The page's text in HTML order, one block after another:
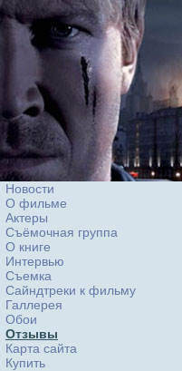
Новости
О фильме
Актеры
Съёмочная группа
О книге
Интервью
Cъемка
Сайндтреки к фильму
Галлерея
Обои
Отзывы
Карта сайта
Купить